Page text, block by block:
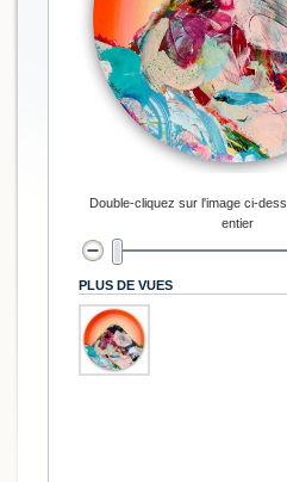
Double-cliquez sur l'image ci-
entier
PLUS DE VUES